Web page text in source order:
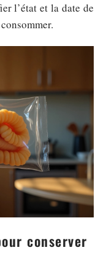
l’état et la date de
conserver